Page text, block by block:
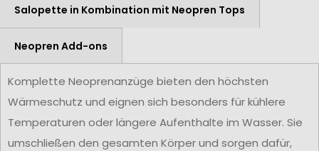
Salopette in Kombination mit Neopren Tops
Neopren Add-ons
Komplette Neoprenanzüge bieten den höchsten
Wärmeschutz und eignen sich besonders für kühlere
Temperaturen oder längere Aufenthalte im Wasser. Sie
umschließen den gesamten Körper und sorgen dafür,